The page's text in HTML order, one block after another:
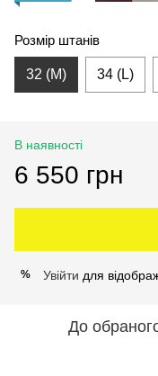
Розмір штанів
32 (M) 34 (L)
В наявності
6 550 грн
% Увійти для
До